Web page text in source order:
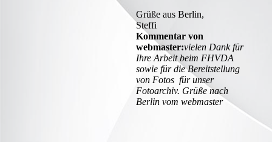
Grüße aus Berlin,
Steffi
Kommentar von
webmaster:vielen Dank für
Ihre Arbeit beim FHVDA
sowie für die Bereitstellung
von Fotos für unser
Fotoarchiv. Grüße nach
Berlin vom webmaster